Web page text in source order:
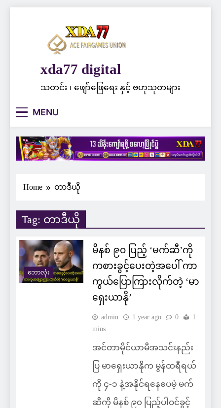
xda77 digital
သတင်း ၊ ဖျော်ဖြေရေး နှင့် ဗဟုသုတများ
MENU
Home တာဒီယို
Tag: တာဒီယို
ဘောလုံး
မိနစ် ၉၀ ပြည့် ‘မက်ဆီ’ကို
ကစားခွင့်ပေးတဲ့အပေါ် ကာ
ကွယ်ပြောကြားလိုက်တဲ့ ‘မာ
ရှေးယာနို’
admin 1 year ago 0
1
mins
အင်တာမိုင်ယာမီအသင်းနည်း
ပြ မာရှေးယာနိုက မွန်ထရီရယ်
ကို ၄-၁ နဲ့အနိုင်ရနေပေမဲ့ မက်
ဆီကို မိနစ် ၉၀ ပြည့်ပါဝင်ခွင့်